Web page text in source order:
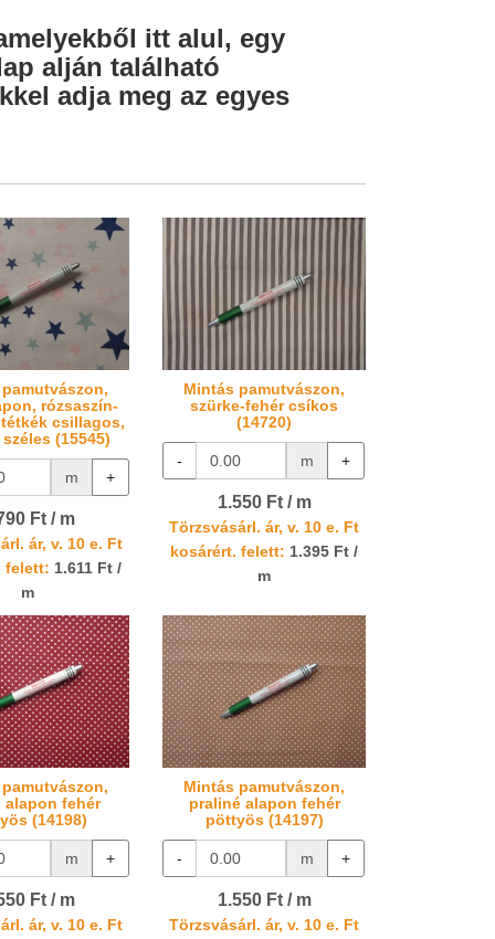
itt alul, egy
alján található
adja meg az egyes
rózsaszín-
csillagos,
(15545)
m +
Ft / m
ár, v. 10 e. Ft
felett: 1.611 Ft /
m
Mintás pamutvászon,
szürke-fehér csíkos
(14720)
- m +
1.550 Ft / m
Törzsvásárl. ár, v. 10 e. Ft
kosárért. felett: 1.395 Ft /
m
alapon fehér
(14198)
m +
Ft / m
ár, v. 10 e. Ft
Mintás pamutvászon,
praliné alapon fehér
pöttyös (14197)
- m +
1.550 Ft / m
Törzsvásárl. ár, v. 10 e. Ft